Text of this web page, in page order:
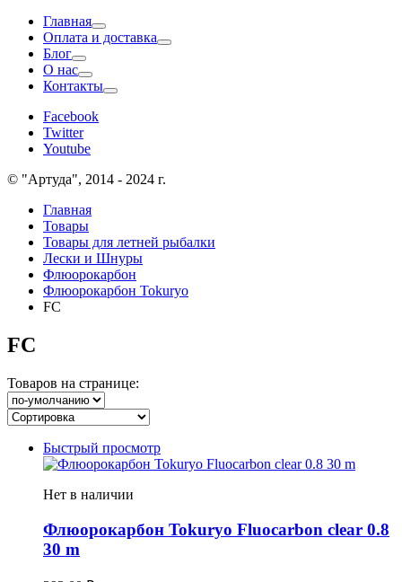
Главная
Оплата и доставка
Блог
О нас
Контакты
Facebook
Twitter
Youtube
© "Артуда", 2014 - 2024 г.
Главная
Товары
Товары для летней рыбалки
Лески и Шнуры
Флюорокарбон
Флюорокарбон Tokuryo
FC
FC
Товаров на странице:
Быстрый просмотр
Нет в наличии
Флюорокарбон Tokuryo Fluocarbon clear 0.8
30 m